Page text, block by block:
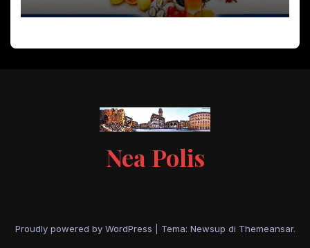
Nea Polis
Proudly powered by WordPress Tema: Newsup di Themeansar.